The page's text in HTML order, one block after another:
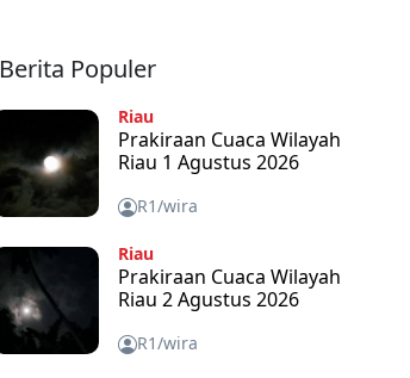
Berita Populer
Riau
Prakiraan Cuaca Wilayah
Riau 1 Agustus 2026
R1/wira
Riau
Prakiraan Cuaca Wilayah
Riau 2 Agustus 2026
R1/wira